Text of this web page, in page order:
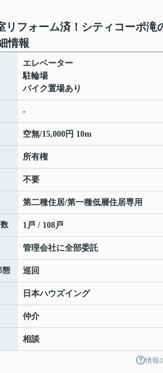
リフォーム済！シティコーポ滝
情報
エレベーター
駐輪場
バイク置場あり
-
空無/15,000円 10m
所有権
不要
第二種住居/第一種低層住居専用
1戸 / 108戸
管理会社に全部委託
態 巡回
日本ハウズイング
仲介
相談
情報